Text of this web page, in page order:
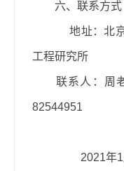
六、联系方式
地址：北京市
工程研究所
联系人：周
82544951
2021年